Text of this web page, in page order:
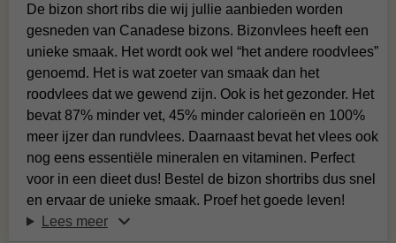
De bizon short ribs die wij jullie aanbieden worden
gesneden van Canadese bizons. Bizonvlees heeft een
unieke smaak. Het wordt ook wel “het andere roodvlees”
genoemd. Het is wat zoeter van smaak dan het
roodvlees dat we gewend zijn. Ook is het gezonder. Het
bevat 87% minder vet, 45% minder calorieën en 100%
meer ijzer dan rundvlees. Daarnaast bevat het vlees ook
nog eens essentiële mineralen en vitaminen. Perfect
voor in een dieet dus! Bestel de bizon shortribs dus snel
en ervaar de unieke smaak. Proef het goede leven!
Lees meer